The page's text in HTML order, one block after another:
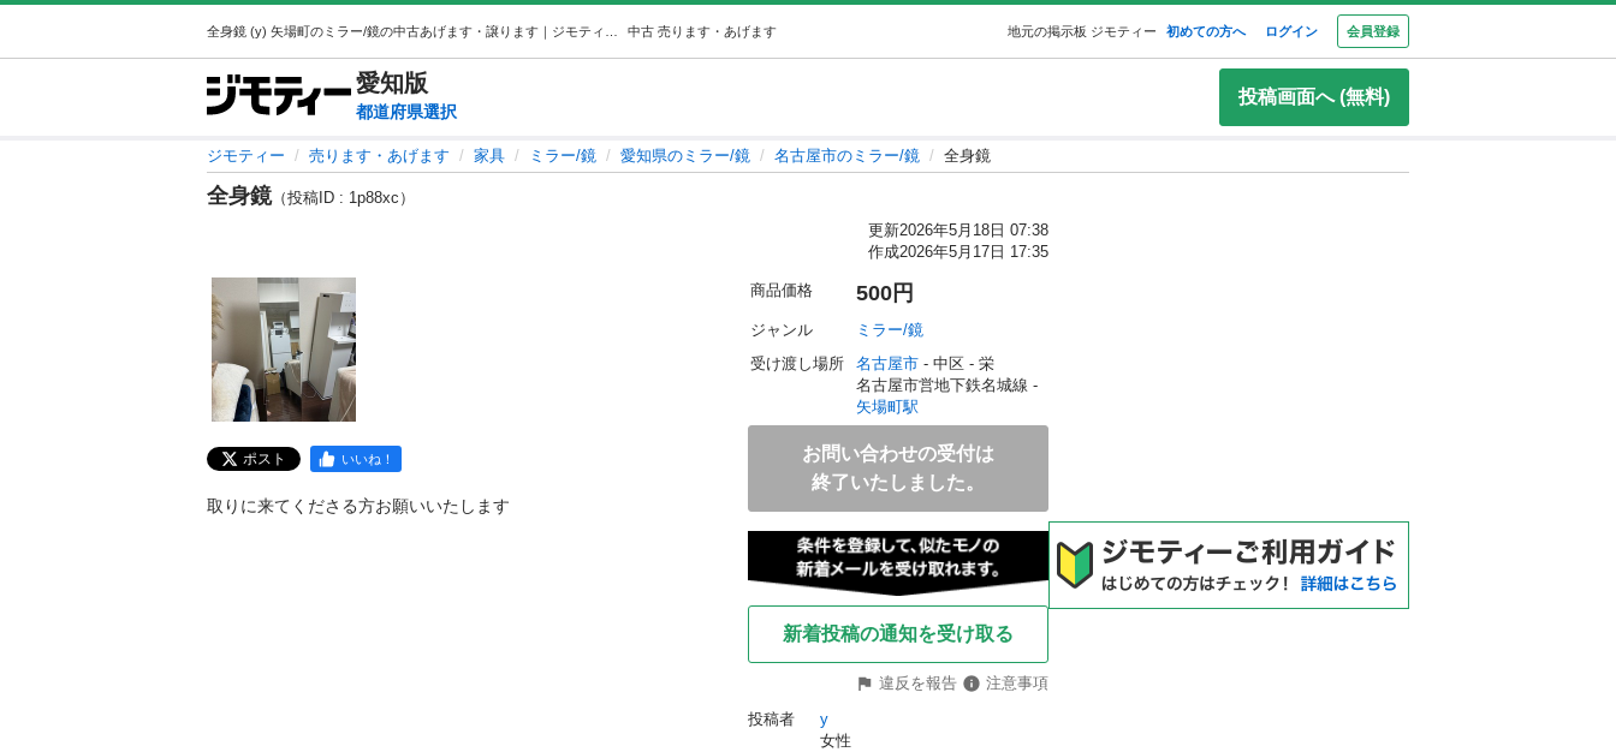
中古 売ります・あげます 地元の掲示板 ジモティー 初めての方へ ログイン 会員登録
愛知版
都道府県選択
投稿画面へ (無料)
ジモティー 売ります・あげます 家具 ミラー/鏡 愛知県のミラー/鏡 名古屋市のミラー/鏡 全身鏡
全身鏡（投稿ID : 1p88xc）
更新2026年5月18日 07:38
作成2026年5月17日 17:35
ポスト いいね！
取りに来てくださる方お願いいたします
商品価格 500円
ジャンル
ミラー/鏡
受け渡し場所
名古屋市 - 中区 - 栄
矢場町駅
お問い合わせの受付は
終了いたしました。
新着投稿の通知を受け取る
違反を報告
注意事項
投稿者
y
女性